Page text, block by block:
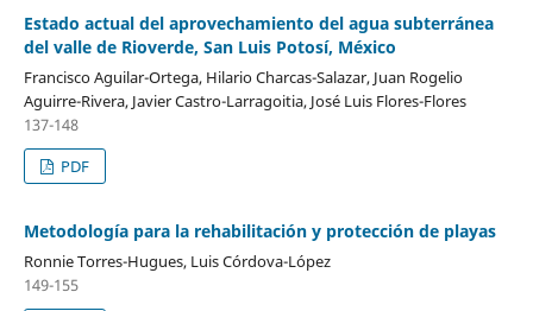
Estado actual del aprovechamiento del agua subterránea
del valle de Rioverde, San Luis Potosí, México
Francisco Aguilar-Ortega, Hilario Charcas-Salazar, Juan Rogelio
Aguirre-Rivera, Javier Castro-Larragoitia, José Luis Flores-Flores
137-148
PDF
Metodología para la rehabilitación y protección de playas
Ronnie Torres-Hugues, Luis Córdova-López
149-155